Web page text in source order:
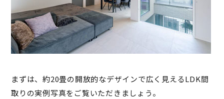
まずは、約20畳の開放的なデザインで広く見えるLDK間
取りの実例写真をご覧いただきましょう。